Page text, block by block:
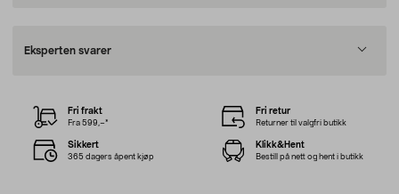
Eksperten svarer
Fri frakt
Fra 599,–*
Fri retur
Returner til valgfri butikk
Sikkert
365 dagers åpent kjøp
Klikk&Hent
Bestill på nett og hent i butikk